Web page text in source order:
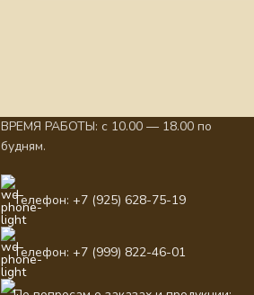
ВРЕМЯ РАБОТЫ: с 10.00 — 18.00 по
будням.
Телефон: +7 (925) 628-75-19
Телефон: +7 (999) 822-46-01